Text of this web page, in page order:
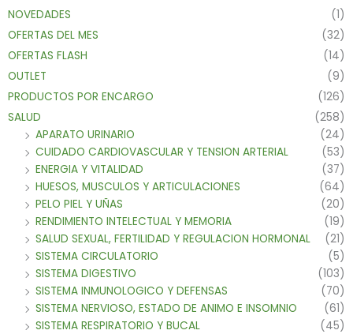
NOVEDADES
(1)
OFERTAS DEL MES
(32)
OFERTAS FLASH
(14)
OUTLET
(9)
PRODUCTOS POR ENCARGO
(126)
SALUD
(258)
APARATO URINARIO
(24)
CUIDADO CARDIOVASCULAR Y TENSION ARTERIAL
(53)
ENERGIA Y VITALIDAD
(37)
HUESOS, MUSCULOS Y ARTICULACIONES
(64)
PELO PIEL Y UÑAS
(20)
RENDIMIENTO INTELECTUAL Y MEMORIA
(19)
SALUD SEXUAL, FERTILIDAD Y REGULACION HORMONAL
(21)
SISTEMA CIRCULATORIO
(5)
SISTEMA DIGESTIVO
(103)
SISTEMA INMUNOLOGICO Y DEFENSAS
(70)
SISTEMA NERVIOSO, ESTADO DE ANIMO E INSOMNIO
(61)
SISTEMA RESPIRATORIO Y BUCAL
(45)